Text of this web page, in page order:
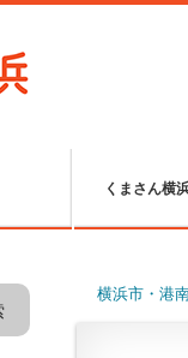
くまさん横
横浜市・港